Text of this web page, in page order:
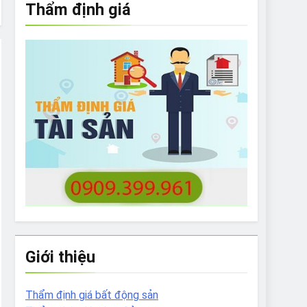
to What Bulldogs Can (and can’t) Eat
Do I Need to Groom My Bulldog
Thẩm định giá
Giới thiệu
Thẩm định giá bất động sản